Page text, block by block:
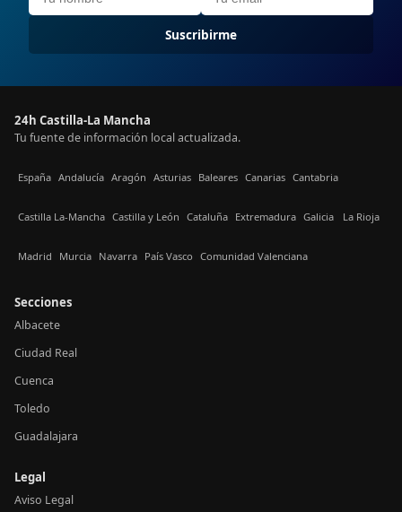
Suscribirme
24h Castilla-La Mancha
Tu fuente de información local actualizada.
España Andalucía Aragón Asturias Baleares Canarias Cantabria
Castilla La-Mancha Castilla y León Cataluña Extremadura Galicia La Rioja
Madrid Murcia Navarra País Vasco Comunidad Valenciana
Secciones
Albacete
Ciudad Real
Cuenca
Toledo
Guadalajara
Legal
Aviso Legal